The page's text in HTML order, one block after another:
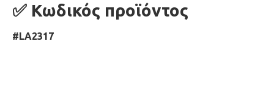
✅ Κωδικός προϊόντος
#LA2317